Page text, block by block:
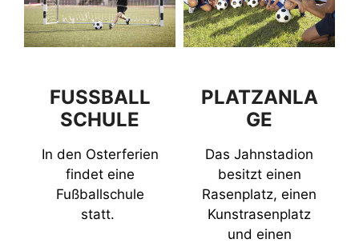
FUSSBALL
SCHULE
In den Osterferien
findet eine
Fußballschule
statt.
PLATZANLA
GE
Das Jahnstadion
besitzt einen
Rasenplatz, einen
Kunstrasenplatz
und einen